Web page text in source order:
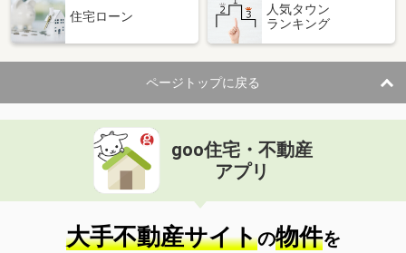
住 所
福井県福井市みのり４
専有面積 33.4m²
間取り
1LDK
福井県福井市江端町
価 格
住 所
福井県福井市江端町
専有面積 23.18m²
間取り
1K
住宅ローン
人気タウン
ランキング
ページトップに戻る
goo住宅・不動産
アプリ
大手不動産サイトの物件を